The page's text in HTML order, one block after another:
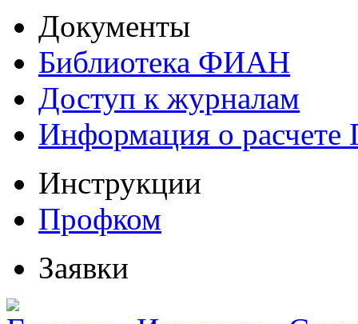
Документы
Библиотека ФИАН
Доступ к журналам
Информация о
Инструкции
Профком
Заявки